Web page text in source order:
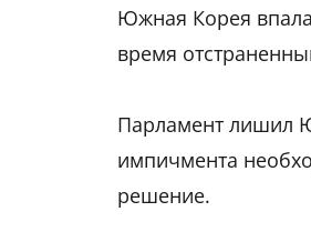
Южная Корея
время
Парламент лишил
импичмента
решение.